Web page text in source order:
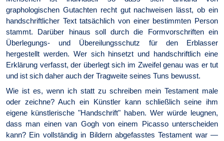
graphologischen Gutachten recht gut nachweisen lässt, ob ein
handschriftlicher Text tatsächlich von einer bestimmten Person
stammt. Darüber hinaus soll durch die Form­vor­schriften ein
Überlegungs- und Übereilungsschutz für den Erblasser
hergestellt werden. Wer sich hinsetzt und handschriftlich eine
Erklärung verfasst, der überlegt sich im Zweifel genau was er tut
und ist sich daher auch der Tragweite seines Tuns bewusst.
Wie ist es, wenn ich statt zu schreiben mein Testament male
oder zeichne? Auch ein Künstler kann schließlich seine ihm
eigene künst­lerische "Handschrift" haben. Wer würde leugnen,
dass man einen van Gogh von einem Picasso unterscheiden
kann? Ein vollständig in Bildern abgefasstes Testament war —